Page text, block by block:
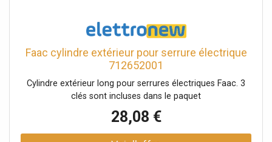
sécurité et au sec dans votre jardin. Durable et nécessitant
peu d'entretien L'armoire balcon métallique AXI Hector
Premium est fabriquée en acier galvanisé, avec une
couche supplémentaire de zinc appliquée sur l'acier. Cette
couche protectrice supplémentaire offre une excellente
protection contre la corrosion et les intempéries.
L'armoire de jardin nécessite donc très peu d'entretien et
résiste au soleil, à la pluie et aux tempêtes. Vous pourrez
en profiter pendant des années sans souci, car cette
armoire ne nécessite aucun traitement périodique tel que
Faac cylindre extérieur pour serrure électrique
712652001
Cylindre extérieur long pour serrures électriques Faac. 3
clés sont incluses dans le paquet
28,08 €